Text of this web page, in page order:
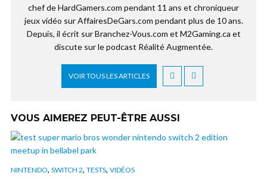
chef de HardGamers.com pendant 11 ans et chroniqueur
jeux vidéo sur AffairesDeGars.com pendant plus de 10 ans.
Depuis, il écrit sur Branchez-Vous.com et M2Gaming.ca et
discute sur le podcast Réalité Augmentée.
VOIR TOUS LES ARTICLES
VOUS AIMEREZ PEUT-ÊTRE AUSSI
NINTENDO, SWITCH 2, TESTS, VIDÉOS